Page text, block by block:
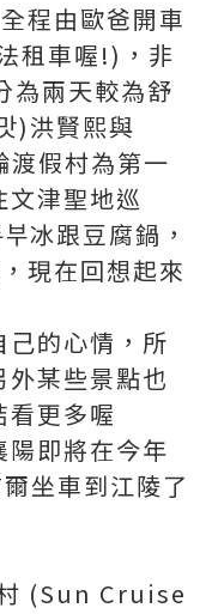
程由歐爸開車
租車喔!)，非
為兩天較為舒
)洪賢熙與
假村為第一
津聖地巡
冰跟豆腐鍋，
現在回想起來
的心情，所
某些景點也
看更多喔
即將在今年
坐車到江陵了
(Sun Cruise